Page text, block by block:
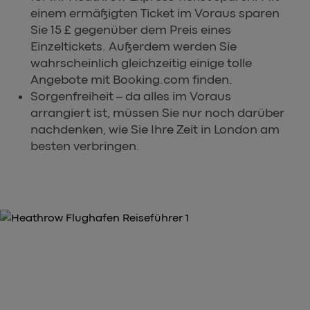
einem ermäßigten Ticket im Voraus sparen
Sie 15 £ gegenüber dem Preis eines
Einzeltickets. Außerdem werden Sie
wahrscheinlich gleichzeitig einige tolle
Angebote mit Booking.com finden.
Sorgenfreiheit – da alles im Voraus
arrangiert ist, müssen Sie nur noch darüber
nachdenken, wie Sie Ihre Zeit in London am
besten verbringen.